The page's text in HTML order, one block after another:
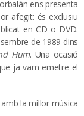
ens presenta
afegit: és exclusiu
en CD o DVD.
de 1989 dins
Hum. Una ocasió
ja vam emetre el
la millor música